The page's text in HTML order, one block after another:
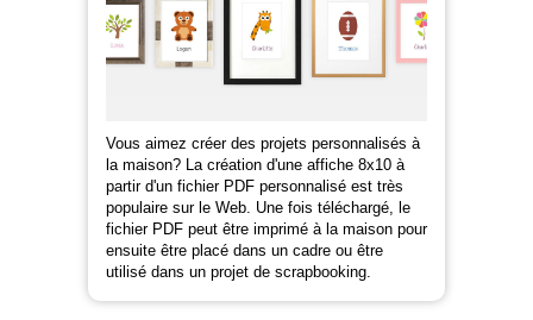
Vous aimez créer des projets personnalisés à
la maison? La création d'une affiche 8x10 à
partir d'un fichier PDF personnalisé est très
populaire sur le Web. Une fois téléchargé, le
fichier PDF peut être imprimé à la maison pour
ensuite être placé dans un cadre ou être
utilisé dans un projet de scrapbooking.